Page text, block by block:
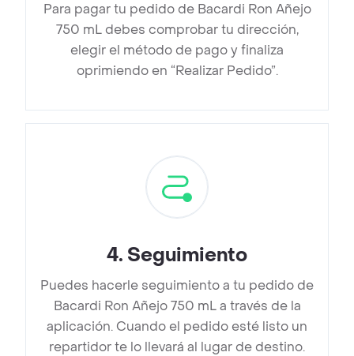
Para pagar tu pedido de Bacardi Ron Añejo
750 mL debes comprobar tu dirección,
elegir el método de pago y finaliza
oprimiendo en “Realizar Pedido”.
4. Seguimiento
Puedes hacerle seguimiento a tu pedido de
Bacardi Ron Añejo 750 mL a través de la
aplicación. Cuando el pedido esté listo un
repartidor te lo llevará al lugar de destino.